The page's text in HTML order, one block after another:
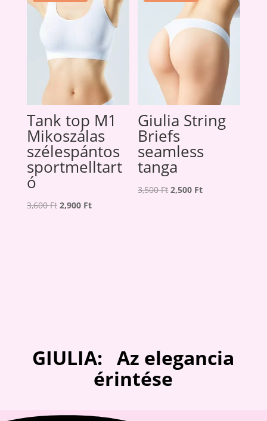
Tank top M1
Mikoszálas
szélespántos
sportmelltart
ó
3,600Ft Original
2,900 FtCurrent
Giulia String
Briefs
seamless
tanga
3,500Ft Original
2,500 FtCurrent
GIULIA: Az elegancia
érintése